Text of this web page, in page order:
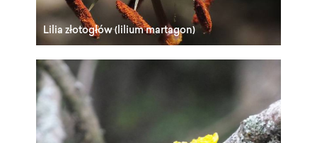
Lilia złotogłów (lilium martagon)